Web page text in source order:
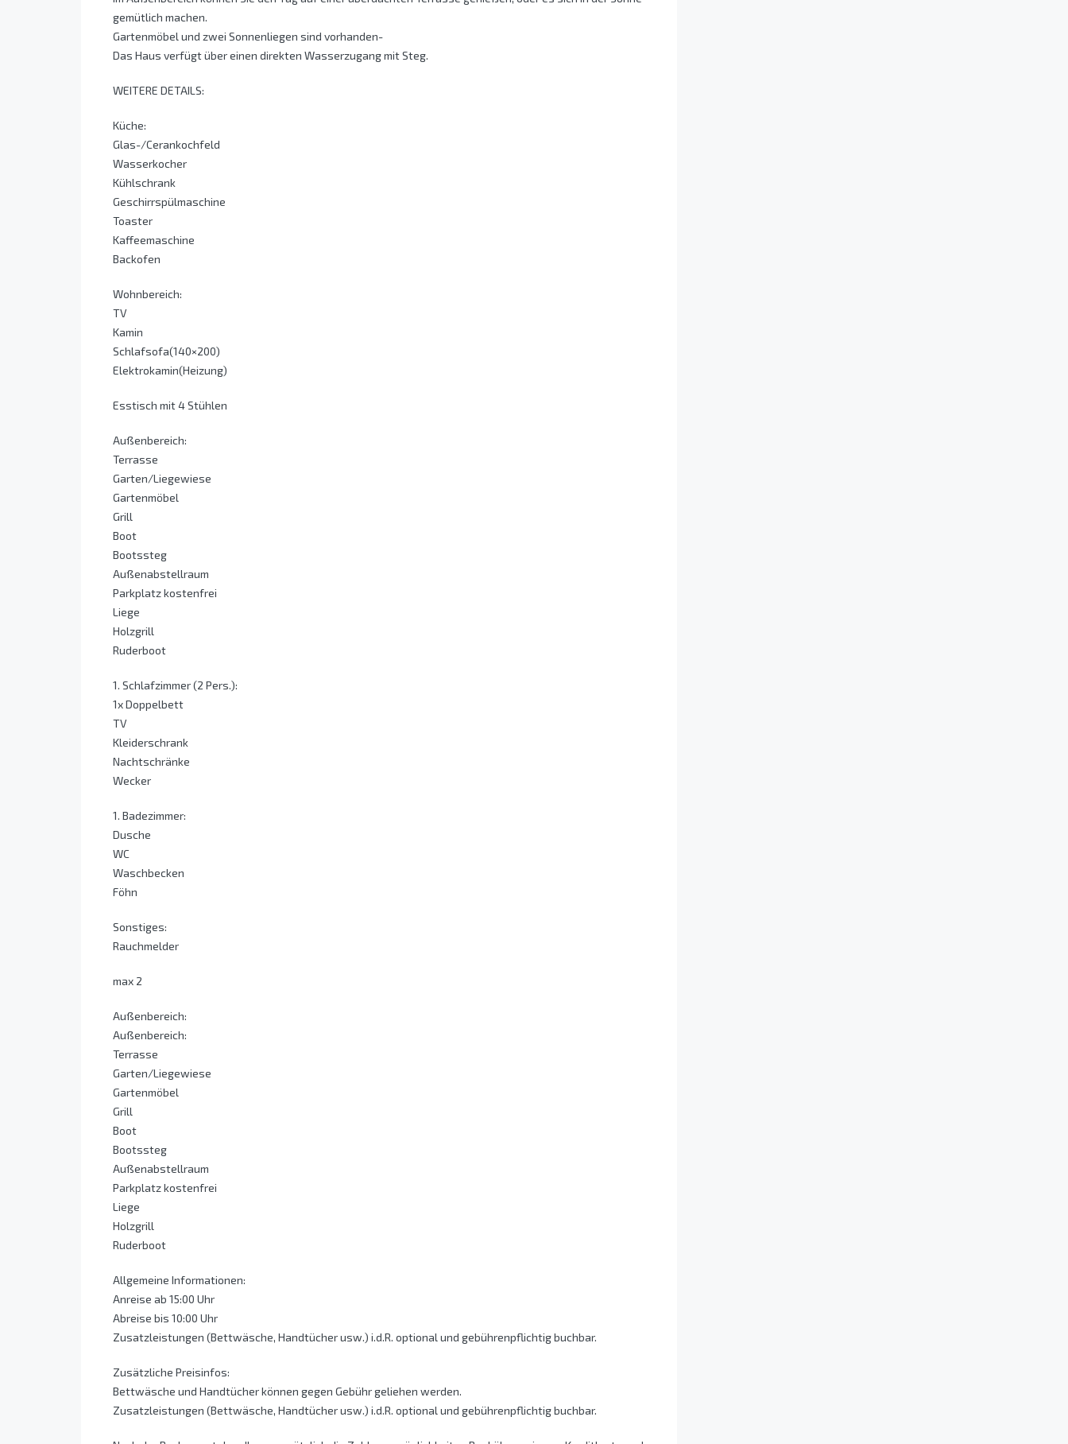
gemütlich machen.
Gartenmöbel und zwei Sonnenliegen sind vorhanden-
Das Haus verfügt über einen direkten Wasserzugang mit Steg.
WEITERE DETAILS:
Küche:
Glas-/Cerankochfeld
Wasserkocher
Kühlschrank
Geschirrspülmaschine
Toaster
Kaffeemaschine
Backofen
Wohnbereich:
TV
Kamin
Schlafsofa(140×200)
Elektrokamin(Heizung)
Esstisch mit 4 Stühlen
Außenbereich:
Terrasse
Garten/Liegewiese
Gartenmöbel
Grill
Boot
Bootssteg
Außenabstellraum
Parkplatz kostenfrei
Liege
Holzgrill
Ruderboot
1. Schlafzimmer (2 Pers.):
1x Doppelbett
TV
Kleiderschrank
Nachtschränke
Wecker
1. Badezimmer:
Dusche
WC
Waschbecken
Föhn
Sonstiges:
Rauchmelder
max 2
Außenbereich:
Außenbereich:
Terrasse
Garten/Liegewiese
Gartenmöbel
Grill
Boot
Bootssteg
Außenabstellraum
Parkplatz kostenfrei
Liege
Holzgrill
Ruderboot
Allgemeine Informationen:
Anreise ab 15:00 Uhr
Abreise bis 10:00 Uhr
Zusatzleistungen (Bettwäsche, Handtücher usw.) i.d.R. optional und gebührenpflichtig buchbar.
Zusätzliche Preisinfos:
Bettwäsche und Handtücher können gegen Gebühr geliehen werden.
Zusatzleistungen (Bettwäsche, Handtücher usw.) i.d.R. optional und gebührenpflichtig buchbar.